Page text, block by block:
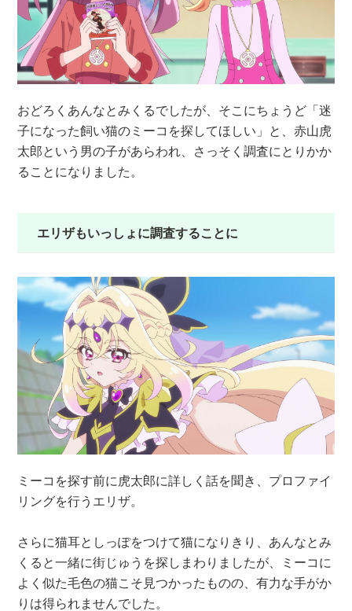
おどろくあんなとみくるでしたが、そこにちょうど「迷
子になった飼い猫のミーコを探してほしい」と、赤山虎
太郎という男の子があらわれ、さっそく調査にとりかか
ることになりました。
エリザもいっしょに調査することに
ミーコを探す前に虎太郎に詳しく話を聞き、プロファイ
リングを行うエリザ。
さらに猫耳としっぽをつけて猫になりきり、あんなとみ
くると一緒に街じゅうを探しまわりましたが、ミーコに
よく似た毛色の猫こそ見つかったものの、有力な手がか
りは得られませんでした。